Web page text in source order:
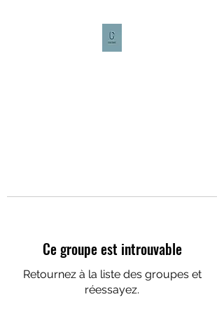
Ce groupe est introuvable
Retournez à la liste des groupes et
réessayez.